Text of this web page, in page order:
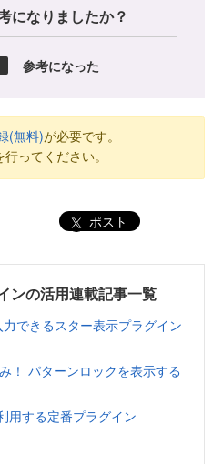
になりましたか？
参考になった
(無料)が必要です。
行ってください。
ポスト
ンの活用連載記事一覧
できるスター表示プラグイン
！ パターンロックを表示する
用する定番プラグイン